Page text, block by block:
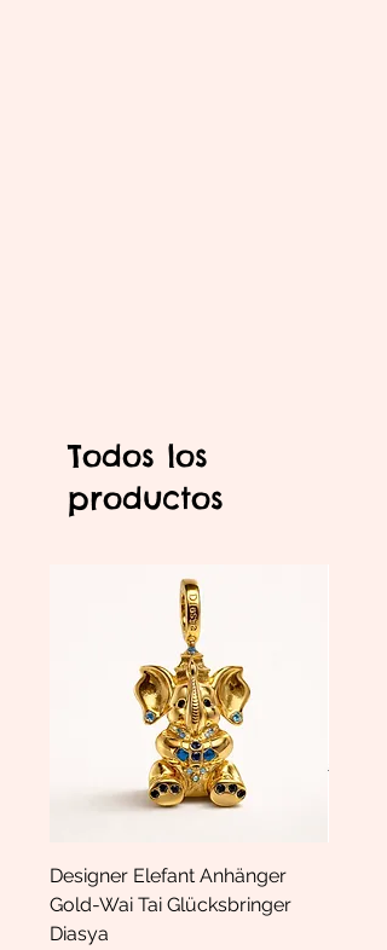
Todos los
productos
Designer Elefant Anhänger
Gold-Wai Tai Glücksbringer
Diasya